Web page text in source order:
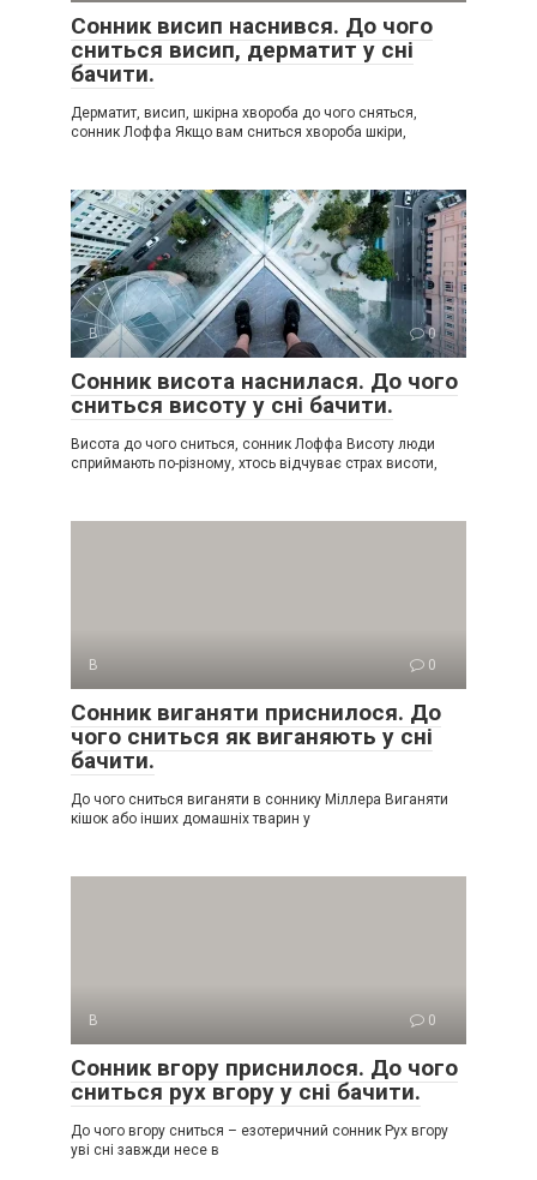
Сонник висип наснився. До чого
сниться висип, дерматит у сні
бачити.
Дерматит, висип, шкірна хвороба до чого сняться,
сонник Лоффа Якщо вам сниться хвороба шкіри,
В 0
Сонник висота наснилася. До чого
сниться висоту у сні бачити.
Висота до чого сниться, сонник Лоффа Висоту люди
сприймають по-різному, хтось відчуває страх висоти,
В 0
Сонник виганяти приснилося. До
чого сниться як виганяють у сні
бачити.
До чого сниться виганяти в соннику Міллера Виганяти
кішок або інших домашніх тварин у
В 0
Сонник вгору приснилося. До чого
сниться рух вгору у сні бачити.
До чого вгору сниться – езотеричний сонник Рух вгору
уві сні завжди несе в